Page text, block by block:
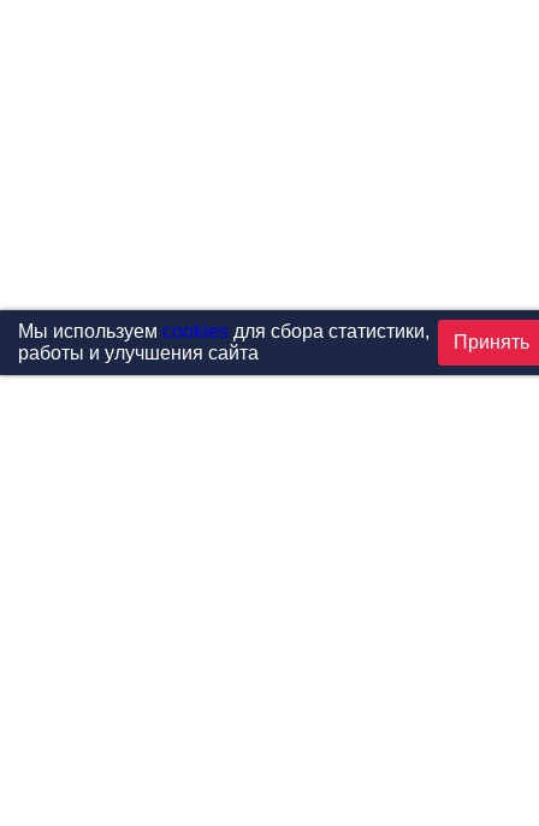
Мы используем cookiesдля сбора статистики,
работы и улучшения сайта
Принять